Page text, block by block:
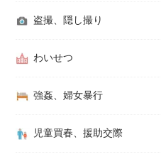
盗撮、隠し撮り
わいせつ
強姦、婦女暴行
児童買春、援助交際